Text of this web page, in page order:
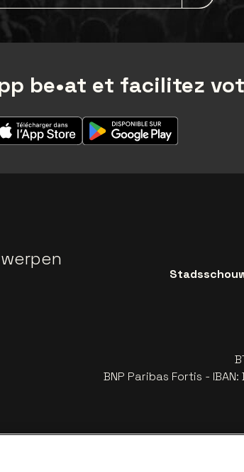
be•at et facilitez
BNP Paribas Fortis -